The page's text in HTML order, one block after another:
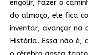
engolir, fazer o
do almoço, ele fica
inventar, avançar na
História. Essa não é,